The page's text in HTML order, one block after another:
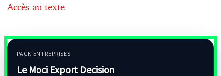
Accès au texte
PACK ENTREPRISES
Le Moci Export Decision